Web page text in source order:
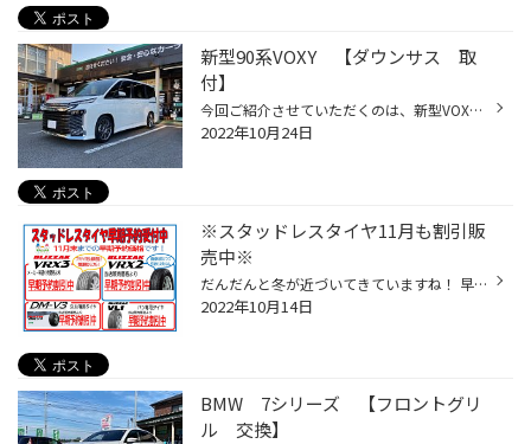
新型90系VOXY 【ダウンサス 取
付】
今回ご紹介させていただくのは、新型VOXYのダウンサス取付のご紹介になります。 納車直後にそのままご来店いただきました。 今回取付した商品は ・タナベ NF210 ダウン量もほどよく乗り心地重視のタイプのダウンサスになります。 取付前 取付後 ほどよく下がり見た目もバランスよくなりました。 新...
2022年10月24日
※スタッドレスタイヤ11月も割引販
売中※
だんだんと冬が近づいてきていますね！ 早めに予約することにより価格も安くなりますし、商品も欠品に なる前に確保することも可能です。値上げ値上げが続いていますが、 出来る限り価格も値引きさせていただきます。 この機会にぜひご相談ください！
2022年10月14日
BMW 7シリーズ 【フロントグリ
ル 交換】